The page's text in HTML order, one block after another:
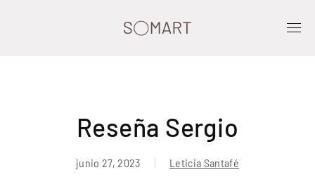
Reseña Sergio
junio 27, 2023 Leticia Santafé